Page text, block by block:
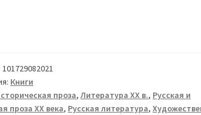
101729082021
Книги
проза,Литература XX в., Русская и
проза XX века, Русская литература,